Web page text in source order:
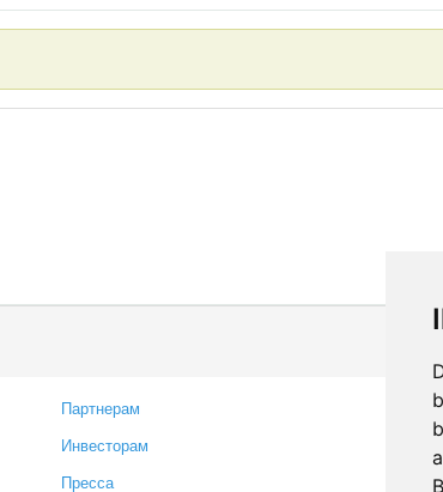
Партнерам
Инвесторам
Пресса